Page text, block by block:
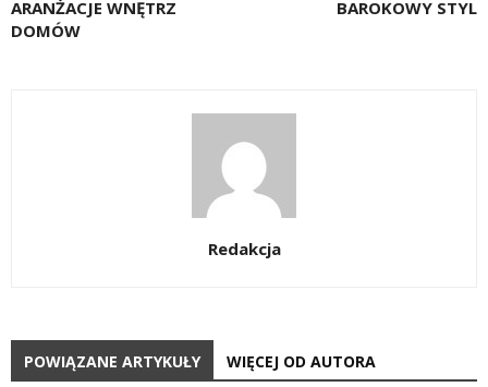
ARANŻACJE WNĘTRZ
DOMÓW
BAROKOWY STYL
Redakcja
POWIĄZANE ARTYKUŁY WIĘCEJ OD AUTORA